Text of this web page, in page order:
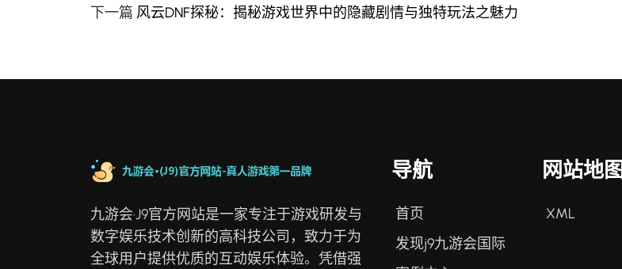
下一篇 风云DNF探秘：揭秘游戏世界中的隐藏剧情与独特玩法之魅力
九游会·J9官方网站是一家专注于游戏研发与
数字娱乐技术创新的高科技公司，致力于为
全球用户提供优质的互动娱乐体验。凭借强
导航
首页
发现j9九游会国际
网站地图
XML